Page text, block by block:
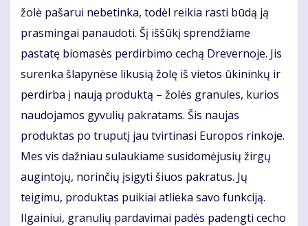
žolė pašarui nebetinka, todėl reikia rasti būdą ją
prasmingai panaudoti. Šį iššūkį sprendžiame
pastatę biomasės perdirbimo cechą Drevernoje. Jis
surenka šlapynėse likusią žolę iš vietos ūkininkų ir
perdirba į naują produktą – žolės granules, kurios
naudojamos gyvulių pakratams. Šis naujas
produktas po truputį jau tvirtinasi Europos rinkoje.
Mes vis dažniau sulaukiame susidomėjusių žirgų
augintojų, norinčių įsigyti šiuos pakratus. Jų
teigimu, produktas puikiai atlieka savo funkciją.
Ilgainiui, granulių pardavimai padės padengti cecho